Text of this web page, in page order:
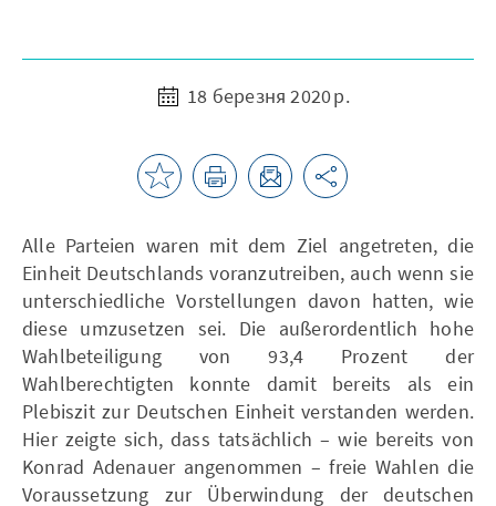
18 березня 2020 р.
Alle Parteien waren mit dem Ziel angetreten, die
Einheit Deutschlands voranzutreiben, auch wenn sie
unterschiedliche Vorstellungen davon hatten, wie
diese umzusetzen sei. Die außerordentlich hohe
Wahlbeteiligung von 93,4 Prozent der
Wahlberechtigten konnte damit bereits als ein
Plebiszit zur Deutschen Einheit verstanden werden.
Hier zeigte sich, dass tatsächlich – wie bereits von
Konrad Adenauer angenommen – freie Wahlen die
Voraussetzung zur Überwindung der deutschen